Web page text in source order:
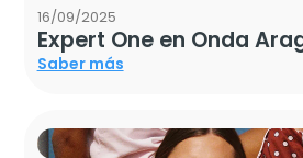
16/09/2025
Expert One en Onda
Saber más